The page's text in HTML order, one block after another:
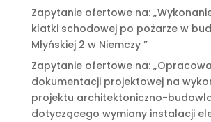
Zapytanie ofertowe na:
klatki schodowej po pożarze w
Młyńskiej 2 w Niemczy ”
Zapytanie ofertowe na:
dokumentacji projektowej na
projektu architektoniczno-
dotyczącego wymiany instalacji